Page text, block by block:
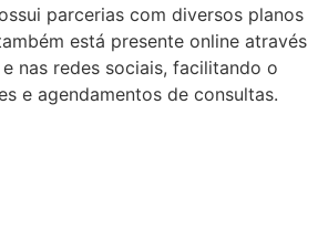
parcerias com diversos planos
está presente online através
nas redes sociais, facilitando o
e agendamentos de consultas.